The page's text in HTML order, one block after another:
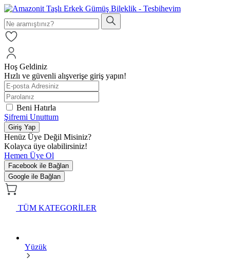
Hoş Geldiniz
Hızlı ve güvenli alışverişe giriş yapın!
Beni Hatırla
Şifremi Unuttum
Giriş Yap
Henüz Üye Değil Misiniz?
Kolayca üye olabilirsiniz!
Hemen Üye Ol
Facebook ile Bağlan
Google ile Bağlan
TÜM KATEGORİLER
Yüzük